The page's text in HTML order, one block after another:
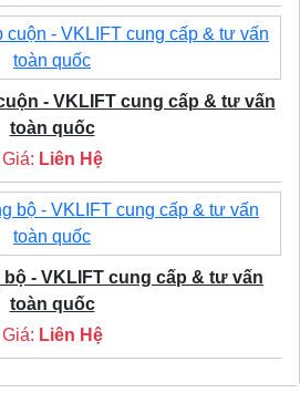
- VKLIFT cung cấp & tư vấn
toàn quốc
Giá: Liên Hệ
- VKLIFT cung cấp & tư vấn
toàn quốc
Giá: Liên Hệ